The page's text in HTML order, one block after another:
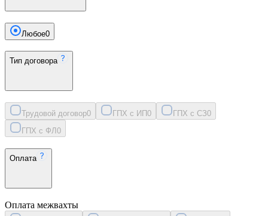
Любое0
Тип договора
Трудовой договор0 ГПХ с ИП0 ГПХ с СЗ0
ГПХ с ФЛ 0
Оплата
Оплата межвахты